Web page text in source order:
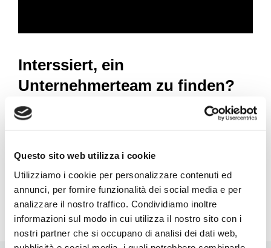
Questo sito web utilizza i cookie
Utilizziamo i cookie per personalizzare contenuti ed
annunci, per fornire funzionalità dei social media e per
analizzare il nostro traffico. Condividiamo inoltre
informazioni sul modo in cui utilizza il nostro sito con i
nostri partner che si occupano di analisi dei dati web,
Interssiert, ein
Unternehmerteam zu finden?
Die beste Möglichkeit, mehr über BNI zu erfahren, besteht
darin, bei dem Treffen einesUnternehmerteams
Jedes Team hat seine eigene Persönlichkeit. Indem du das
für dich passende Unternehmerteam in deiner Nähe findest,
kannst du dich optimal vernetzen.
Lerne die
Vorteile kennen, warum es sinnvoll ist, Mitglied
eines BNI Unternehmerteams in deiner Region zu werden.